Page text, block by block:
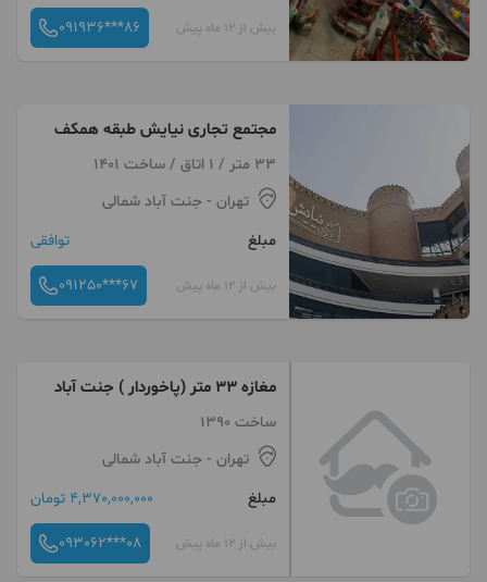
بیش از 12 ماه پیش 091936***86
مجتمع تجاری نیایش طبقه همکف
33 متر / 1 اتاق / ساخت 1401
تهران - جنت آباد شمالی
مبلغ
توافقی
بیش از 12 ماه پیش 091250***67
مغازه ۳۳ متر (پاخوردار ) جنت آباد
ساخت 1390
تهران - جنت آباد شمالی
مبلغ
4,370,000,000 تومان
بیش از 12 ماه پیش 093062***08